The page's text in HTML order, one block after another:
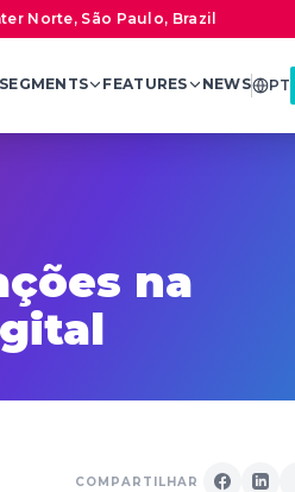
Norte, São Paulo, Brazil
SEGMENTS FEATURES NEWS PT
na
COMPARTILHAR